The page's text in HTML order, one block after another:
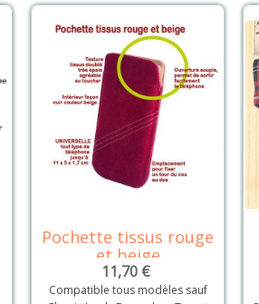
Détails
Pochette tissus rouge
et beige
11,70 €
Compatible tous modèles sauf